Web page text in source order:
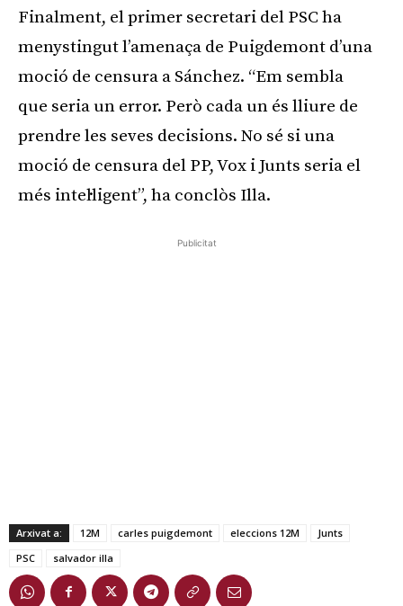
Finalment, el primer secretari del PSC ha
menystingut l’amenaça de Puigdemont d’una
moció de censura a Sánchez. “Em sembla
que seria un error. Però cada un és lliure de
prendre les seves decisions. No sé si una
moció de censura del PP, Vox i Junts seria el
més intel·ligent”, ha conclòs Illa.
Publicitat
Arxivat a: 12M carles puigdemont eleccions 12M
Junts
PSC
salvador illa